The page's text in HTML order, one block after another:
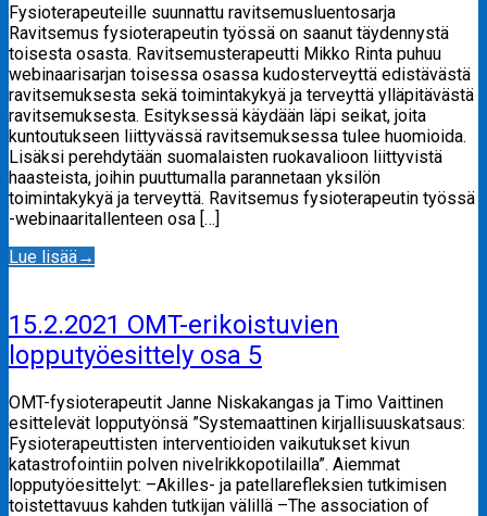
Fysioterapeuteille suunnattu ravitsemusluentosarja
Ravitsemus fysioterapeutin työssä on saanut täydennystä
toisesta osasta. Ravitsemusterapeutti Mikko Rinta puhuu
webinaarisarjan toisessa osassa kudosterveyttä edistävästä
ravitsemuksesta sekä toimintakykyä ja terveyttä ylläpitävästä
ravitsemuksesta. Esityksessä käydään läpi seikat, joita
kuntoutukseen liittyvässä ravitsemuksessa tulee huomioida.
Lisäksi perehdytään suomalaisten ruokavalioon liittyvistä
haasteista, joihin puuttumalla parannetaan yksilön
toimintakykyä ja terveyttä. Ravitsemus fysioterapeutin työssä
-webinaaritallenteen osa […]
Lue lisää→
15.2.2021 OMT-erikoistuvien
lopputyöesittely osa 5
OMT-fysioterapeutit Janne Niskakangas ja Timo Vaittinen
esittelevät lopputyönsä ”Systemaattinen kirjallisuuskatsaus:
Fysioterapeuttisten interventioiden vaikutukset kivun
katastrofointiin polven nivelrikkopotilailla”. Aiemmat
lopputyöesittelyt: –Akilles- ja patellarefleksien tutkimisen
toistettavuus kahden tutkijan välillä –The association of